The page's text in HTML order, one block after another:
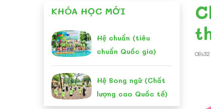
KHÓA HỌC MỚI
Hệ chuẩn (tiêu
chuẩn Quốc gia)
Hệ Song ngữ (Chất
lượng cao Quốc tế)